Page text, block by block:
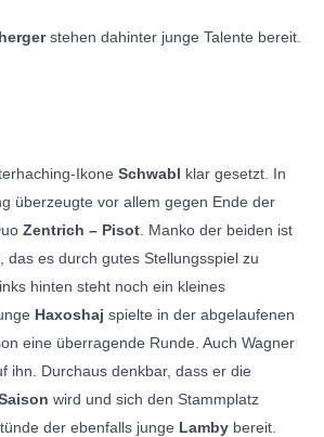
stehen dahinter junge Talente bereit.
Ikone Schwabl klar gesetzt. In
überzeugte vor allem gegen Ende der
Zentrich – Pisot . Manko der beiden ist
das es durch gutes Stellungsspiel zu
hinten steht noch ein kleines
Haxoshaj spielte in der abgelaufenen
eine überragende Runde. Auch Wagner
ihn. Durchaus denkbar, dass er die
wird und sich den Stammplatz
der ebenfalls junge Lamby bereit.